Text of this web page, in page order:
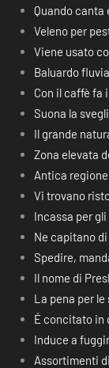
Quando canta
Veleno per
Viene usato
Baluardo
Con il caffè fa
Suona la
Il grande
Zona elevata
Antica regione
Vi trovano
Incassa per
Ne capitano
Spedire,
Il nome di
La pena per le
É concitato in
Induce a
Assortimenti